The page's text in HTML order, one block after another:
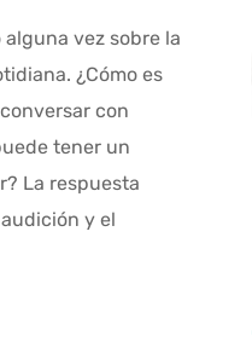
vez sobre la
¿Cómo es
con
tener un
La respuesta
y el